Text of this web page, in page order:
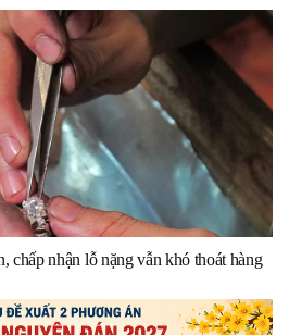
chấp nhận lỗ nặng vẫn khó thoát hàng